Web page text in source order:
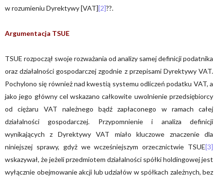
w rozumieniu Dyrektywy [VAT][2]??.
Argumentacja TSUE
TSUE rozpoczął swoje rozważania od analizy samej definicji podatnika
oraz działalności gospodarczej zgodnie z przepisami Dyrektywy VAT.
Pochylono się również nad kwestią systemu odliczeń podatku VAT, a
jako jego główny cel wskazano całkowite uwolnienie przedsiębiorcy
od ciężaru VAT należnego bądź zapłaconego w ramach całej
działalności gospodarczej. Przypomnienie i analiza definicji
wynikających z Dyrektywy VAT miało kluczowe znaczenie dla
niniejszej sprawy, gdyż we wcześniejszym orzecznictwie TSUE[3]
wskazywał, że jeżeli przedmiotem działalności spółki holdingowej jest
wyłącznie obejmowanie akcji lub udziałów w spółkach zależnych, bez